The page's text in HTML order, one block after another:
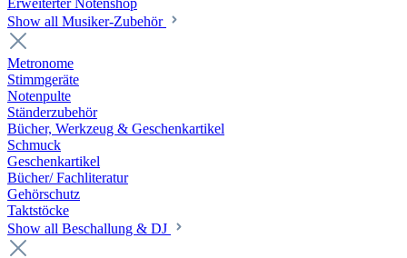
Erweiterter Notenshop
Show all Musiker-Zubehör
Metronome
Stimmgeräte
Notenpulte
Ständerzubehör
Bücher, Werkzeug & Geschenkartikel
Schmuck
Geschenkartikel
Bücher/ Fachliteratur
Gehörschutz
Taktstöcke
Show all Beschallung & DJ